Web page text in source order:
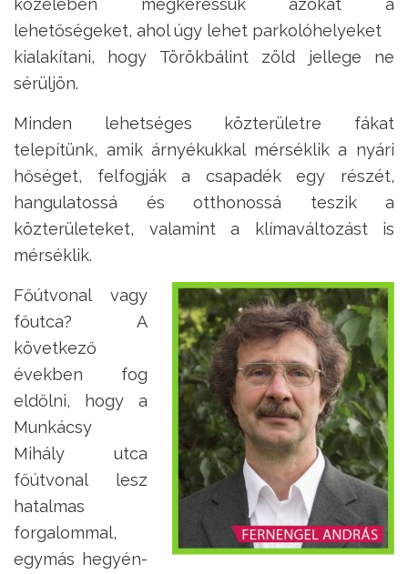
közelében megkeressük azokat a
lehetőségeket, ahol úgy lehet parkolóhelyeket
kialakítani, hogy Törökbálint zöld jellege ne
sérüljön.
Minden lehetséges közterületre fákat
telepítünk, amik árnyékukkal mérséklik a nyári
hőséget, felfogják a csapadék egy részét,
hangulatossá és otthonossá teszik a
közterületeket, valamint a klímaváltozást is
mérséklik.
Főútvonal vagy
főutca? A
következő
években fog
eldőlni, hogy a
Munkácsy
Mihály utca
főútvonal lesz
hatalmas
forgalommal,
egymás hegyén-